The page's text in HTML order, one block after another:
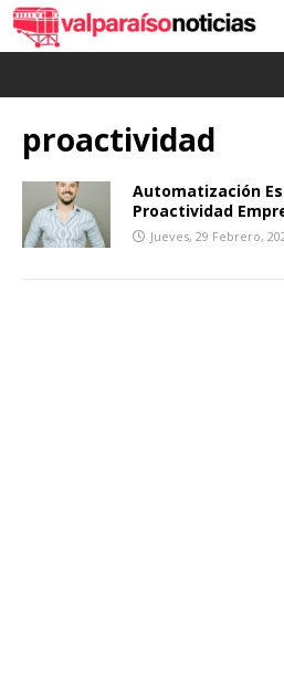
proactividad
Automatización
Proactividad
Jueves, 29 Febrero,